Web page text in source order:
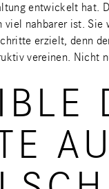
entwickelt
nahbarer ist.
erzielt, denn
vereinen. Nicht